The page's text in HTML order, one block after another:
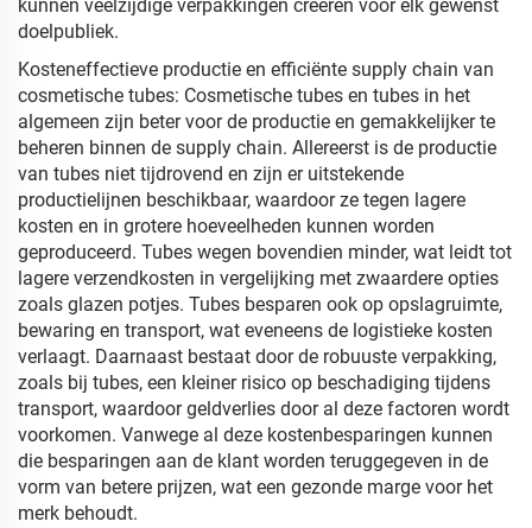
kunnen veelzijdige verpakkingen creëren voor elk gewenst
doelpubliek.
Kosteneffectieve productie en efficiënte supply chain van
cosmetische tubes: Cosmetische tubes en tubes in het
algemeen zijn beter voor de productie en gemakkelijker te
beheren binnen de supply chain. Allereerst is de productie
van tubes niet tijdrovend en zijn er uitstekende
productielijnen beschikbaar, waardoor ze tegen lagere
kosten en in grotere hoeveelheden kunnen worden
geproduceerd. Tubes wegen bovendien minder, wat leidt tot
lagere verzendkosten in vergelijking met zwaardere opties
zoals glazen potjes. Tubes besparen ook op opslagruimte,
bewaring en transport, wat eveneens de logistieke kosten
verlaagt. Daarnaast bestaat door de robuuste verpakking,
zoals bij tubes, een kleiner risico op beschadiging tijdens
transport, waardoor geldverlies door al deze factoren wordt
voorkomen. Vanwege al deze kostenbesparingen kunnen
die besparingen aan de klant worden teruggegeven in de
vorm van betere prijzen, wat een gezonde marge voor het
merk behoudt.